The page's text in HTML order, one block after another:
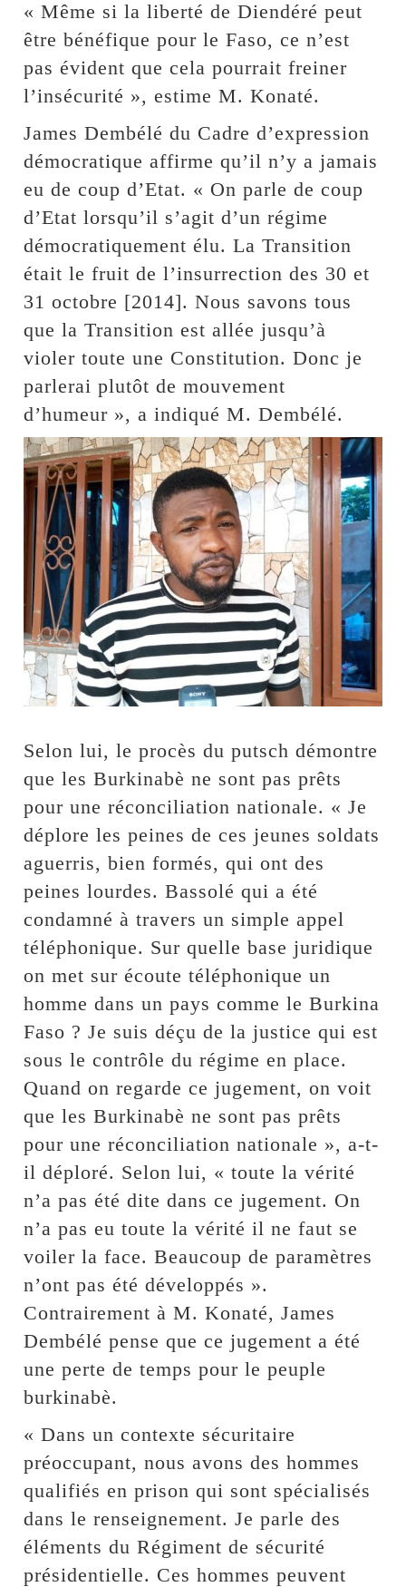
« Même si la liberté de Diendéré peut
être bénéfique pour le Faso, ce n’est
pas évident que cela pourrait freiner
l’insécurité », estime M. Konaté.
James Dembélé du Cadre d’expression
démocratique affirme qu’il n’y a jamais
eu de coup d’Etat. « On parle de coup
d’Etat lorsqu’il s’agit d’un régime
démocratiquement élu. La Transition
était le fruit de l’insurrection des 30 et
31 octobre [2014]. Nous savons tous
que la Transition est allée jusqu’à
violer toute une Constitution. Donc je
parlerai plutôt de mouvement
d’humeur », a indiqué M. Dembélé.
Selon lui, le procès du putsch démontre
que les Burkinabè ne sont pas prêts
pour une réconciliation nationale. « Je
déplore les peines de ces jeunes soldats
aguerris, bien formés, qui ont des
peines lourdes. Bassolé qui a été
condamné à travers un simple appel
téléphonique. Sur quelle base juridique
on met sur écoute téléphonique un
homme dans un pays comme le Burkina
Faso ? Je suis déçu de la justice qui est
sous le contrôle du régime en place.
Quand on regarde ce jugement, on voit
que les Burkinabè ne sont pas prêts
pour une réconciliation nationale », a-t-
il déploré. Selon lui, « toute la vérité
n’a pas été dite dans ce jugement. On
n’a pas eu toute la vérité il ne faut se
voiler la face. Beaucoup de paramètres
n’ont pas été développés ».
Contrairement à M. Konaté, James
Dembélé pense que ce jugement a été
une perte de temps pour le peuple
burkinabè.
« Dans un contexte sécuritaire
préoccupant, nous avons des hommes
qualifiés en prison qui sont spécialisés
dans le renseignement. Je parle des
éléments du Régiment de sécurité
présidentielle. Ces hommes peuvent